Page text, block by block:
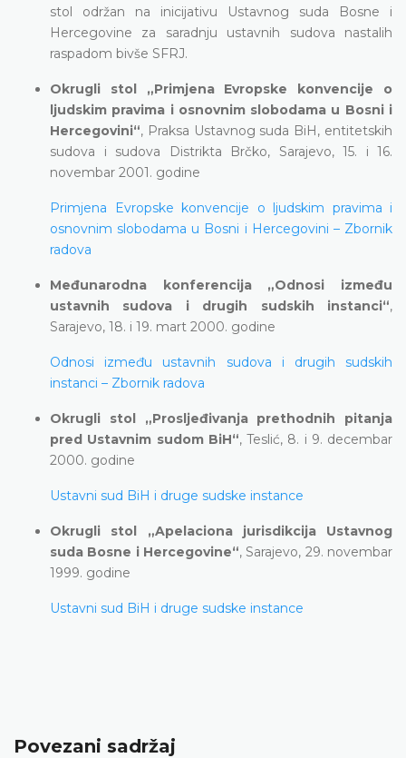
stol održan na inicijativu Ustavnog suda Bosne i
Hercegovine za saradnju ustavnih sudova nastalih
raspadom bivše SFRJ.
Okrugli stol „Primjena Evropske konvencije o
ljudskim pravima i osnovnim slobodama u Bosni i
Hercegovini“, Praksa Ustavnog suda BiH, entitetskih
sudova i sudova Distrikta Brčko, Sarajevo, 15. i 16.
novembar 2001. godine
Primjena Evropske konvencije o ljudskim pravima i
osnovnim slobodama u Bosni i Hercegovini – Zbornik
radova
Međunarodna konferencija „Odnosi između
ustavnih sudova i drugih sudskih instanci“,
Sarajevo, 18. i 19. mart 2000. godine
Odnosi između ustavnih sudova i drugih sudskih
instanci – Zbornik radova
Okrugli stol „Prosljeđivanja prethodnih pitanja
pred Ustavnim sudom BiH“, Teslić, 8. i 9. decembar
2000. godine
Ustavni sud BiH i druge sudske instance
Okrugli stol „Apelaciona jurisdikcija Ustavnog
suda Bosne i Hercegovine“, Sarajevo, 29. novembar
1999. godine
Ustavni sud BiH i druge sudske instance
Povezani sadržaj